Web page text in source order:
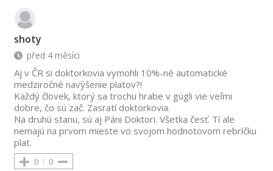
shoty
před 4 měsíci
Aj v ČR si doktorkovia vymohli 10%-né automatické
medziročné navýšenie platov?!
Každý človek, ktorý sa trochu hrabe v gúgli vie veľmi
dobre, čo sú zač. Zasratí doktorkovia.
Na druhú stanu, sú aj Páni Doktori. Všetka česť. Tí ale
nemajú na prvom mieste vo svojom hodnotovom rebríčku
plat.
0 0